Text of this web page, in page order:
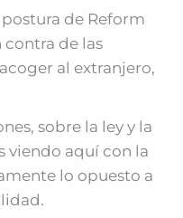
de Reform
contra de las
al extranjero,
sobre la ley y la
viendo aquí con la
lo opuesto a